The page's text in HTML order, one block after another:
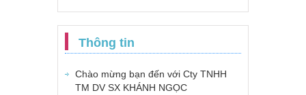
Thông tin
Chào mừng bạn đến với Cty TNHH
TM DV SX KHÁNH NGỌC